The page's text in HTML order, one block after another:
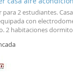
para 2 estudiantes.
con
2 habitaciones
split en habitaciones
animales domesticos.